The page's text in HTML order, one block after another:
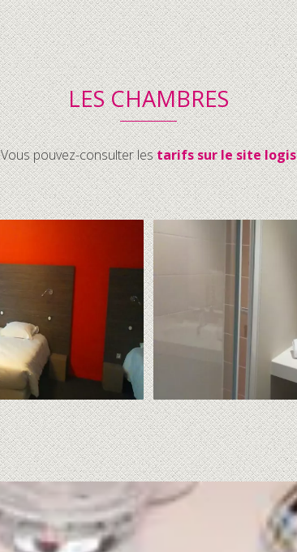
LES CHAMBRES
Vous pouvez-consulter lestarifs sur le site logis